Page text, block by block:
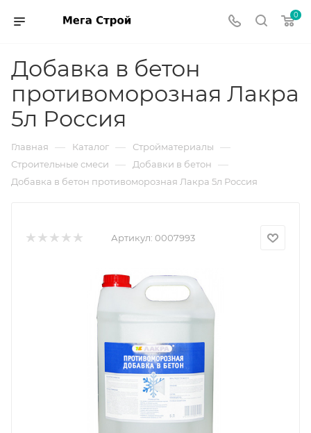
0
Добавка в бетон
противоморозная Лакра
5л Россия
Главная — Каталог — Стройматериалы —
Строительные смеси — Добавки в бетон —
Добавка в бетон противоморозная Лакра 5л Россия
Артикул: 0007993